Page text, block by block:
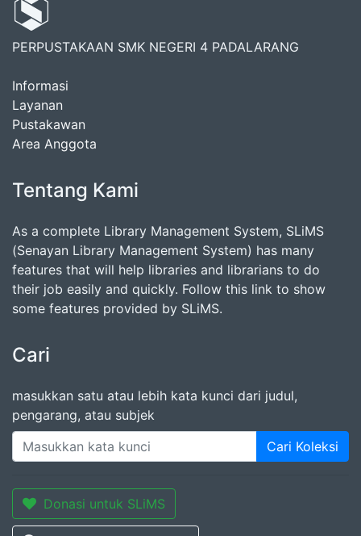
PERPUSTAKAAN SMK NEGERI 4 PADALARANG
Informasi
Layanan
Pustakawan
Area Anggota
Tentang Kami
As a complete Library Management System, SLiMS
(Senayan Library Management System) has many
features that will help libraries and librarians to do
their job easily and quickly. Follow this link to show
some features provided by SLiMS.
Cari
masukkan satu atau lebih kata kunci dari judul,
pengarang, atau subjek
Cari Koleksi
Donasi untuk SLiMS